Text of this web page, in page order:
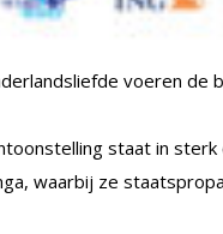
voeren de
staat in sterk
waarbij ze